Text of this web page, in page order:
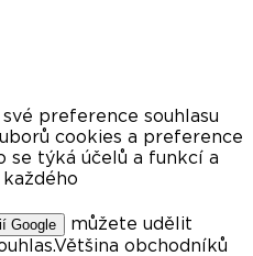
preference souhlasu
cookies a preference
se týká účelů a funkcí a
Google
můžete udělit
obchodníků